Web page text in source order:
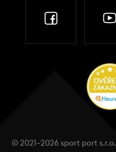
© 2021–2026 sport port s.r.o.